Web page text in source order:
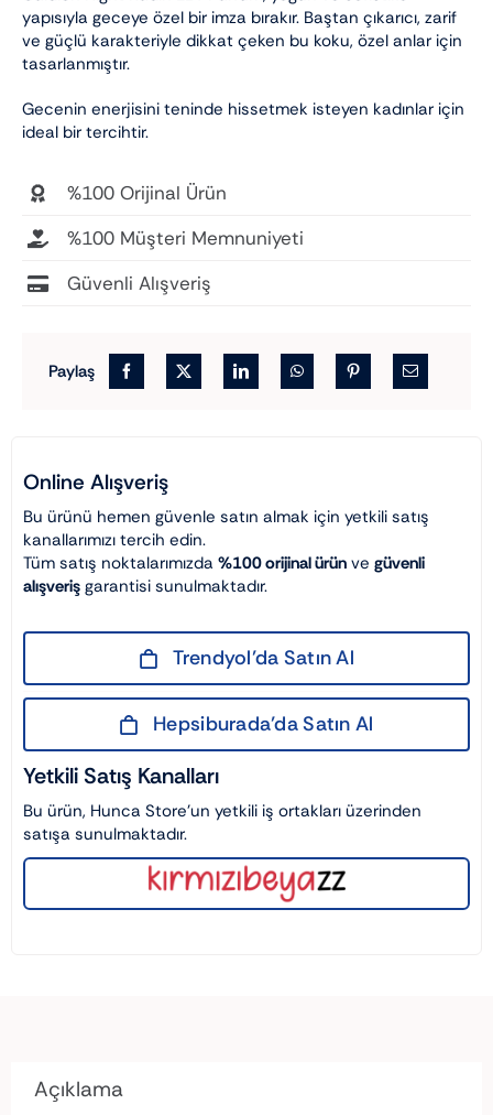
yapısıyla geceye özel bir imza bırakır. Baştan çıkarıcı, zarif
ve güçlü karakteriyle dikkat çeken bu koku, özel anlar için
tasarlanmıştır.
Gecenin enerjisini teninde hissetmek isteyen kadınlar için
ideal bir tercihtir.
%100 Orijinal Ürün
%100 Müşteri Memnuniyeti
Güvenli Alışveriş
Paylaş
Online Alışveriş
Bu ürünü hemen güvenle satın almak için yetkili satış
kanallarımızı tercih edin.
Tüm satış noktalarımızda %100 orijinal ürün ve güvenli
alışveriş garantisi sunulmaktadır.
Trendyol’da Satın Al
Hepsiburada’da Satın Al
Yetkili Satış Kanalları
Bu ürün, Hunca Store’un yetkili iş ortakları üzerinden
satışa sunulmaktadır.
Açıklama